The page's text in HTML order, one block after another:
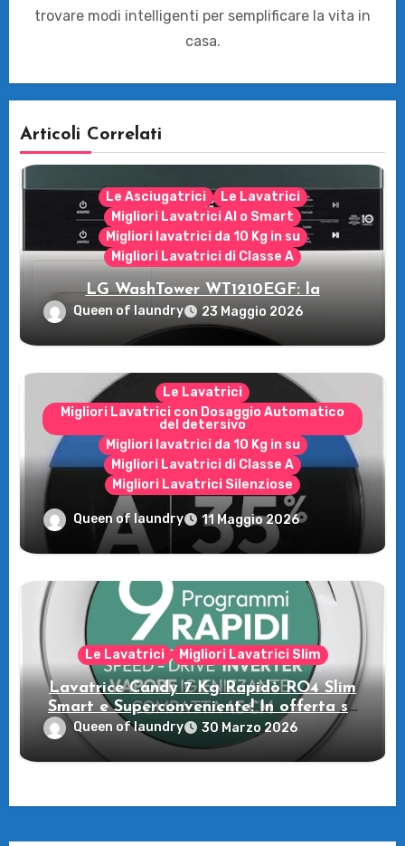
trovare modi intelligenti per semplificare la vita in
casa.
Articoli Correlati
Le Asciugatrici
Le Lavatrici
Migliori Lavatrici AI o Smart
Migliori lavatrici da 10 Kg in su
Migliori Lavatrici di Classe A
LG WashTower WT1210EGF: la
rivoluzione intelligente per il tuo bucato!
Queen of laundry 23 Maggio 2026
Le Lavatrici
Migliori Lavatrici con Dosaggio Automatico
del detersivo
Migliori lavatrici da 10 Kg in su
Migliori Lavatrici di Classe A
Migliori Lavatrici Silenziose
Recensione della Lavatrice Candy
MultiWash: Innovazione e flessibilità a
casa tua!
Queen of laundry 11 Maggio 2026
Le Lavatrici Migliori Lavatrici Slim
Lavatrice Candy 7 Kg Rapidò RO4 Slim
Smart e Superconveniente! In offerta su
Amazon
Queen of laundry 30 Marzo 2026